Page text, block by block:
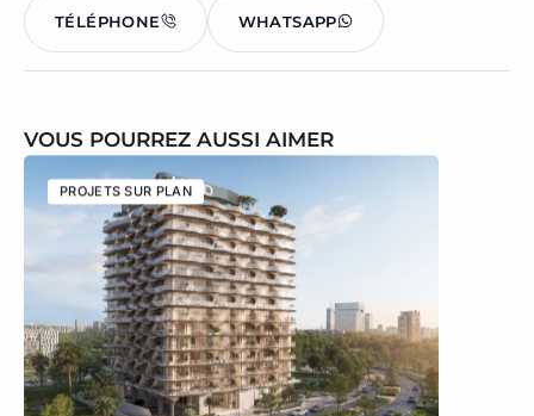
TÉLÉPHONE WHATSAPP
VOUS POURREZ AUSSI AIMER
PROJETS SUR PLAN